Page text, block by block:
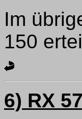
Im
150
6) RX 57